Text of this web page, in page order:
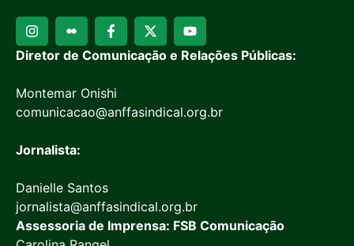
Diretor de Comunicação e Relações Públicas:
Montemar Onishi
comunicacao@anffasindical.org.br
Jornalista:
Danielle Santos
jornalista@anffasindical.org.br
Assessoria de Imprensa: FSB Comunicação